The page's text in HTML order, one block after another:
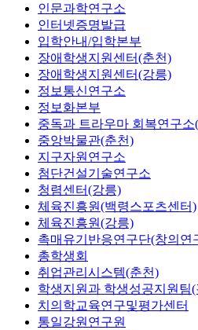
인문과학연구소
인터넷증명발급
입학안내/입학본부
장애학생지원센터(춘천)
장애학생지원센터(강릉)
정보통신연구소
정보화본부
중독과 트라우마 회복연구소
중앙박물관(춘천)
지구자원연구소
첨단건설기술연구소
청렴센터(강릉)
체육진흥원(백령스포츠센터)
체육진흥원(강릉)
촉매유기반응연구단(창의연
총학생회
취업관리시스템(춘천)
학생지원과 학생성공지원팀
치의학교육연구및평가센터
통일강원연구원